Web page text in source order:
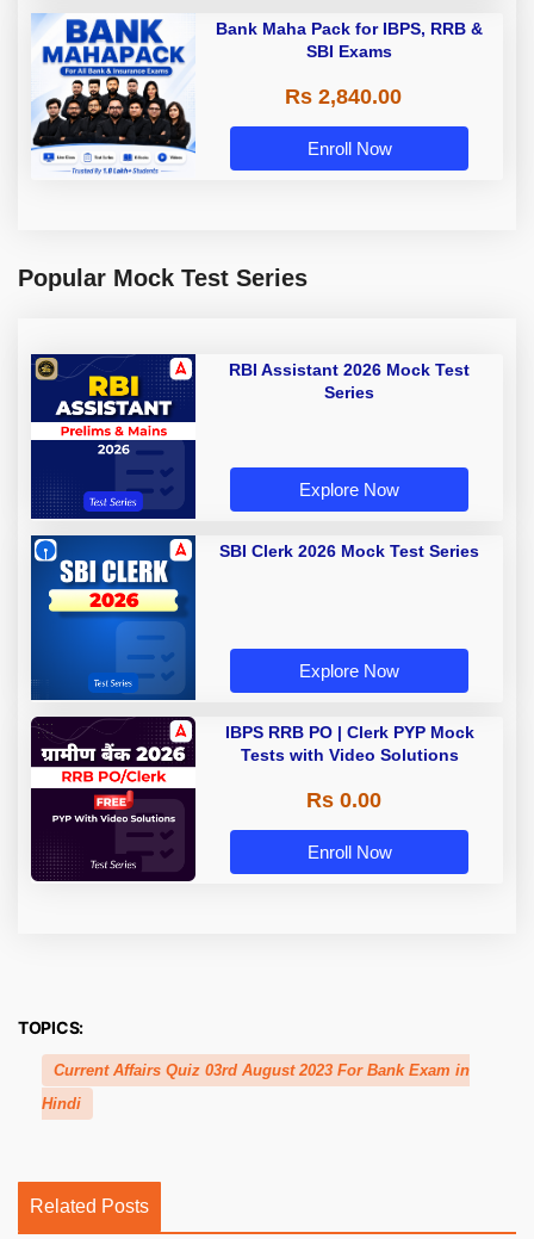
Bank Maha Pack for IBPS, RRB &
SBI Exams
Rs 2,840.00
Enroll Now
Popular Mock Test Series
RBI Assistant 2026 Mock Test
Series
Explore Now
SBI Clerk 2026 Mock Test Series
Explore Now
IBPS RRB PO | Clerk PYP Mock
Tests with Video Solutions
Rs 0.00
Enroll Now
TOPICS:
Current Affairs Quiz 03rd August 2023 For Bank Exam in
Hindi
Related Posts